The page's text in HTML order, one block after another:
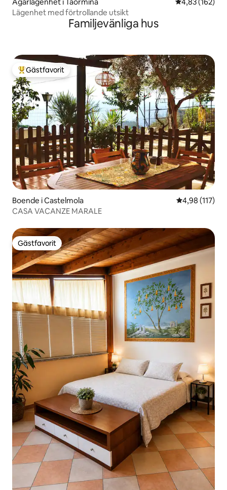
Lägenhet med förtrollande utsikt
Familjevänliga hus
Populär gästfavorit
Gästfavorit
Boende i Castelmola 4,98 av 5 i
4,98 (117)
CASA VACANZE MARALE
Gästfavorit
Gästfavorit